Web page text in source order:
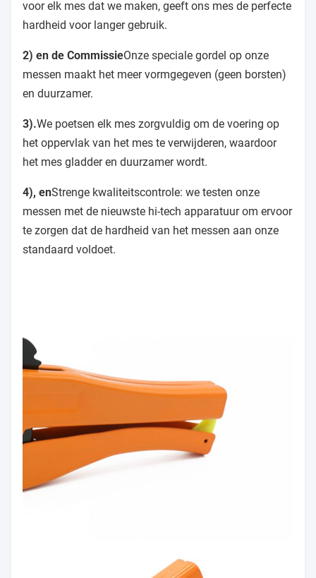
voor elk mes dat we maken, geeft ons mes de perfecte
hardheid voor langer gebruik.
2) en de CommissieOnze speciale gordel op onze
messen maakt het meer vormgegeven (geen borsten)
en duurzamer.
3).We poetsen elk mes zorgvuldig om de voering op
het oppervlak van het mes te verwijderen, waardoor
het mes gladder en duurzamer wordt.
4), enStrenge kwaliteitscontrole: we testen onze
messen met de nieuwste hi-tech apparatuur om ervoor
te zorgen dat de hardheid van het messen aan onze
standaard voldoet.